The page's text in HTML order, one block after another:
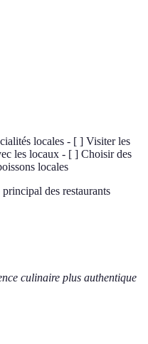
locales - [ ] Visiter les
les locaux - [ ] Choisir des
locales
des restaurants
culinaire plus authentique